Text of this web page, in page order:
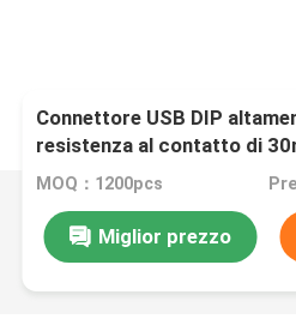
Connettore USB DIP
resistenza al contatto di
MOQ：1200pcs
Miglior prezzo